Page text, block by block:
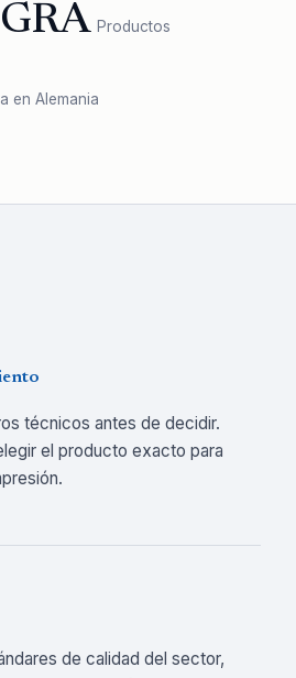
Productos
en Alemania
técnicos antes de decidir.
el producto exacto para
de calidad del sector,